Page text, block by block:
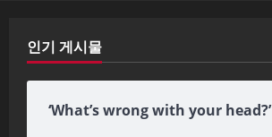
인기 게시물
‘What’s wrong with your head?’